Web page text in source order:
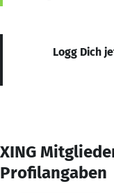
Logg Dich
XING
Profilangaben